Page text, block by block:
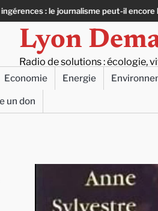
le journalisme peut-il encore lutter ?
Lyon
Radio de solutions : écologie,
Economie Energie
un don